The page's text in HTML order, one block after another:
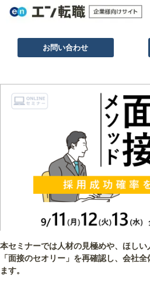
お問い合わせ
採用ノウハ
採用事例
セミナー情
お役立ち資
本セミナーでは人材の見極めや、ほし
「面接のセオリー」を再確認し、会社
ます。